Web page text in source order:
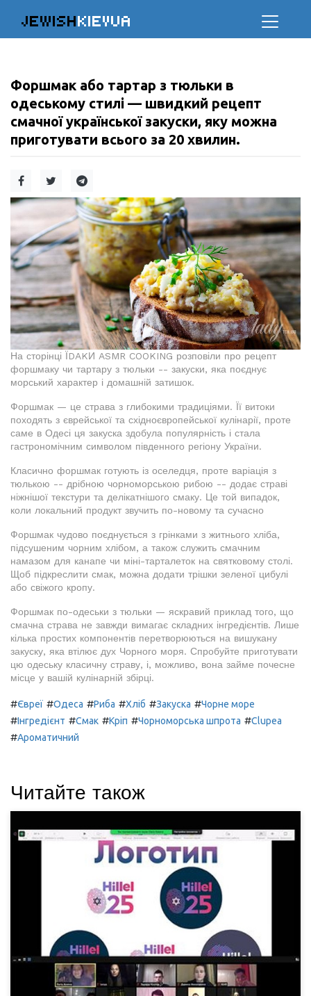
JEWISHKIEVUA
Форшмак або тартар з тюльки в
одеському стилі — швидкий рецепт
смачної української закуски, яку можна
приготувати всього за 20 хвилин.
На сторінці ЇDAKИ ASMR COOKING розповіли про рецепт
форшмаку чи тартару з тюльки -- закуски, яка поєднує
морський характер і домашній затишок.
Форшмак — це страва з глибокими традиціями. Її витоки
походять з єврейської та східноєвропейської кулінарії, проте
саме в Одесі ця закуска здобула популярність і стала
гастрономічним символом південного регіону України.
Класично форшмак готують із оселедця, проте варіація з
тюлькою -- дрібною чорноморською рибою -- додає страві
ніжнішої текстури та делікатнішого смаку. Це той випадок,
коли локальний продукт звучить по-новому та сучасно
Форшмак чудово поєднується з грінками з житнього хліба,
підсушеним чорним хлібом, а також служить смачним
намазом для канапе чи міні-тарталеток на святковому столі.
Щоб підкреслити смак, можна додати трішки зеленої цибулі
або свіжого кропу.
Форшмак по-одеськи з тюльки — яскравий приклад того, що
смачна страва не завжди вимагає складних інгредієнтів. Лише
кілька простих компонентів перетворюються на вишукану
закуску, яка втілює дух Чорного моря. Спробуйте приготувати
цю одеську класичну страву, і, можливо, вона займе почесне
місце у вашій кулінарній збірці.
#Євреї #Одеса #Риба #Хліб #Закуска #Чорне море
#Інгредієнт #Смак #Кріп #Чорноморська шпрота #Clupea
#Ароматичний
Читайте також